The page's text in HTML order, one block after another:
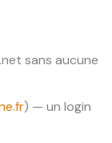
sans aucune
) — un login